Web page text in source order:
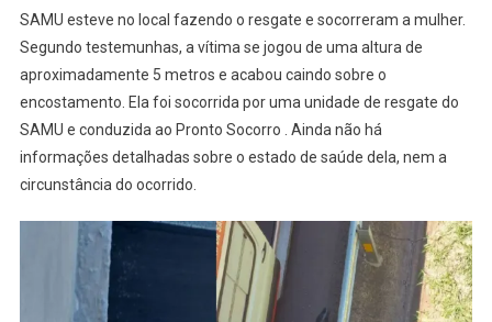
SAMU esteve no local fazendo o resgate e socorreram a mulher.
Segundo testemunhas, a vítima se jogou de uma altura de
aproximadamente 5 metros e acabou caindo sobre o
encostamento. Ela foi socorrida por uma unidade de resgate do
SAMU e conduzida ao Pronto Socorro . Ainda não há
informações detalhadas sobre o estado de saúde dela, nem a
circunstância do ocorrido.